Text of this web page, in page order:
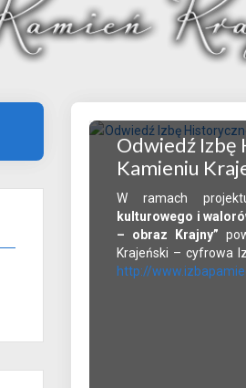
Odwiedź Izbę
Kamieniu
W ramach
kulturowego i
– obraz Krajny”
Krajeński – cyfrowa
http://